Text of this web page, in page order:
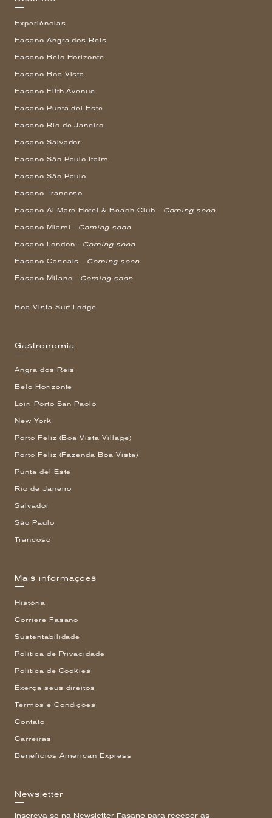
Experiências
Fasano Angra dos Reis
Fasano Belo Horizonte
Fasano Boa Vista
Fasano Fifth Avenue
Fasano Punta del Este
Fasano Rio de Janeiro
Fasano Salvador
Fasano São Paulo Itaim
Fasano São Paulo
Fasano Trancoso
Fasano Al Mare Hotel & Beach Club - Coming soon
Fasano Miami - Coming soon
Fasano London - Coming soon
Fasano Cascais - Coming soon
Fasano Milano - Coming soon
Boa Vista Surf Lodge
Gastronomia
Angra dos Reis
Belo Horizonte
Loiri Porto San Paolo
New York
Porto Feliz (Boa Vista Village)
Porto Feliz (Fazenda Boa Vista)
Punta del Este
Rio de Janeiro
Salvador
São Paulo
Trancoso
Mais informações
História
Corriere Fasano
Sustentabilidade
Política de Privacidade
Política de Cookies
Exerça seus direitos
Termos e Condições
Contato
Carreiras
Benefícios American Express
Newsletter
Inscreva-se na Newsletter Fasano para receber as